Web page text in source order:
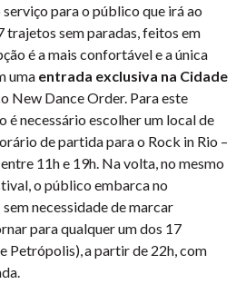
para o público que irá ao
trajetos sem paradas, feitos em
é a mais confortável e a única
uma entrada exclusiva na Cidade
New Dance Order. Para este
é necessário escolher um local de
de partida para o Rock in Rio –
11h e 19h. Na volta, no mesmo
o público embarca no
necessidade de marcar
para qualquer um dos 17
Petrópolis), a partir de 22h, com